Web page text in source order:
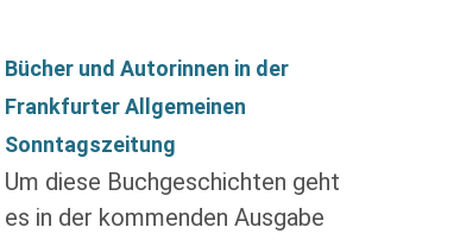
Bücher und Autorinnen in der
Frankfurter Allgemeinen
Sonntagszeitung
Um diese Buchgeschichten geht
es in der kommenden Ausgabe